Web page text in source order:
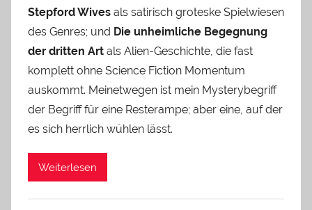
Stepford Wives als satirisch groteske Spielwiesen
des Genres; und Die unheimliche Begegnung
der dritten Art als Alien-Geschichte, die fast
komplett ohne Science Fiction Momentum
auskommt. Meinetwegen ist mein Mysterybegriff
der Begriff für eine Resterampe; aber eine, auf der
es sich herrlich wühlen lässt.
Weiterlesen